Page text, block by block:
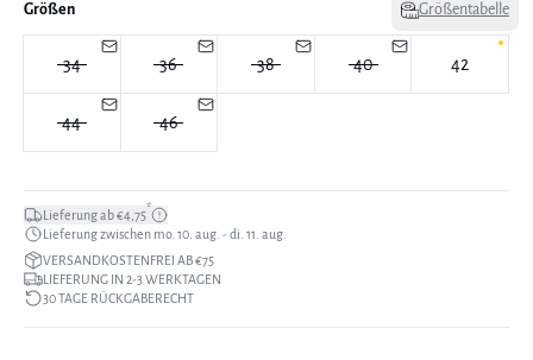
Größen Größentabelle
34 36 38 40 42
44 46
Lieferung ab €4,75*
Lieferung zwischen mo. 10. aug. - di. 11. aug.
VERSANDKOSTENFREI AB €75
LIEFERUNG IN 2-3 WERKTAGEN
30 TAGE RÜCKGABERECHT